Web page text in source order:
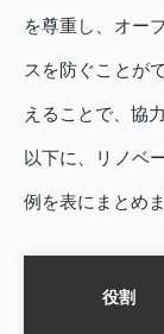
を尊重し、オー
スを防ぐことが
えることで、協
以下に、リノベ
例を表にまとめま
役割